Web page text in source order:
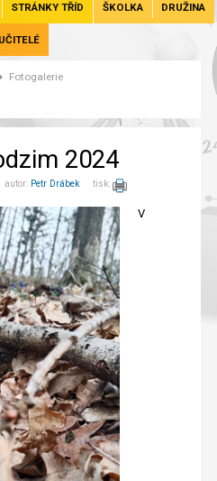
STRÁNKY TŘÍD ŠKOLKA DRUŽINA
UČITELÉ
Fotogalerie
2024
Petr Drábek tisk:
V